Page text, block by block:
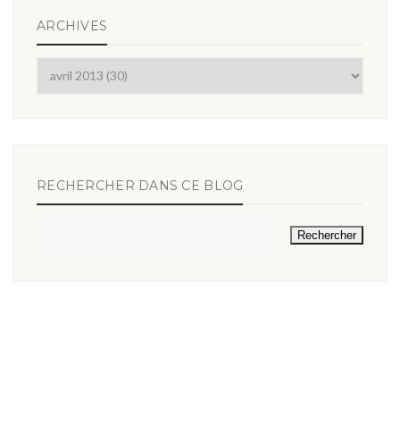
ARCHIVES
RECHERCHER DANS CE BLOG